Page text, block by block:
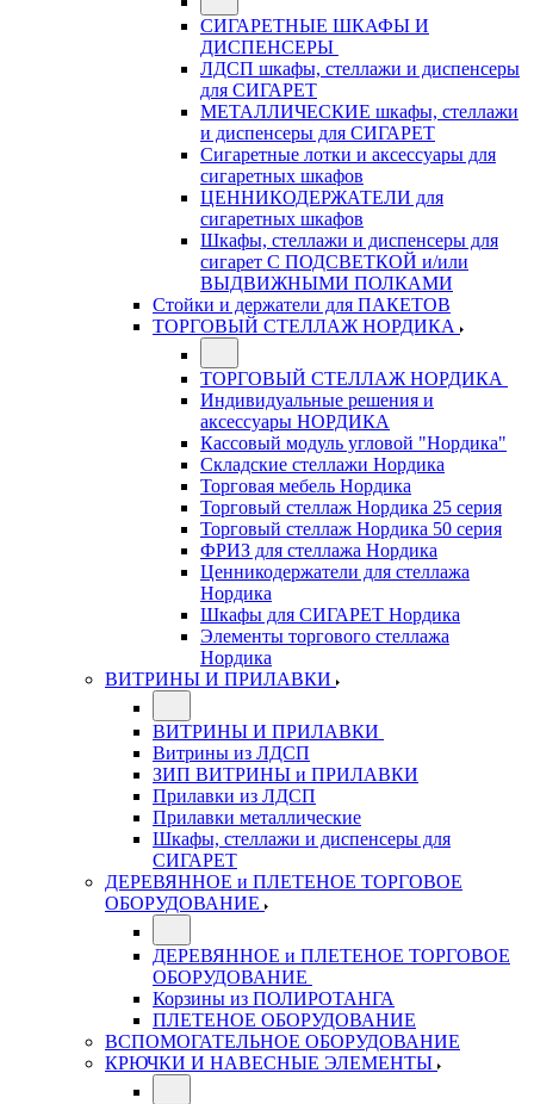
СИГАРЕТНЫЕ ШКАФЫ И
ДИСПЕНСЕРЫ
ЛДСП шкафы, стеллажи и диспенсеры
для СИГАРЕТ
МЕТАЛЛИЧЕСКИЕ шкафы, стеллажи
и диспенсеры для СИГАРЕТ
Сигаретные лотки и аксессуары для
сигаретных шкафов
ЦЕННИКОДЕРЖАТЕЛИ для
сигаретных шкафов
Шкафы, стеллажи и диспенсеры для
сигарет С ПОДСВЕТКОЙ и/или
ВЫДВИЖНЫМИ ПОЛКАМИ
Стойки и держатели для ПАКЕТОВ
ТОРГОВЫЙ СТЕЛЛАЖ НОРДИКА
ТОРГОВЫЙ СТЕЛЛАЖ НОРДИКА
Индивидуальные решения и
аксессуары НОРДИКА
Кассовый модуль угловой "Нордика"
Складские стеллажи Нордика
Торговая мебель Нордика
Торговый стеллаж Нордика 25 серия
Торговый стеллаж Нордика 50 серия
ФРИЗ для стеллажа Нордика
Ценникодержатели для стеллажа
Нордика
Шкафы для СИГАРЕТ Нордика
Элементы торгового стеллажа
Нордика
ВИТРИНЫ И ПРИЛАВКИ
ВИТРИНЫ И ПРИЛАВКИ
Витрины из ЛДСП
ЗИП ВИТРИНЫ и ПРИЛАВКИ
Прилавки из ЛДСП
Прилавки металлические
Шкафы, стеллажи и диспенсеры для
СИГАРЕТ
ДЕРЕВЯННОЕ и ПЛЕТЕНОЕ ТОРГОВОЕ
ОБОРУДОВАНИЕ
ДЕРЕВЯННОЕ и ПЛЕТЕНОЕ ТОРГОВОЕ
ОБОРУДОВАНИЕ
Корзины из ПОЛИРОТАНГА
ПЛЕТЕНОЕ ОБОРУДОВАНИЕ
ВСПОМОГАТЕЛЬНОЕ ОБОРУДОВАНИЕ
КРЮЧКИ И НАВЕСНЫЕ ЭЛЕМЕНТЫ